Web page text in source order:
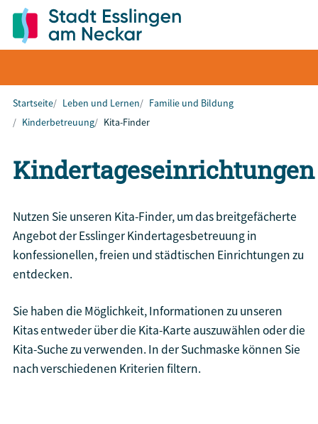
Startseite Leben und Lernen
Familie und Bildung
Kinderbetreuung
Kita-Finder
Kindertageseinrichtungen
Nutzen Sie unseren Kita-Finder, um das breitgefächerte
Angebot der Esslinger Kindertagesbetreuung in
konfessionellen, freien und städtischen Einrichtungen zu
entdecken.
Sie haben die Möglichkeit, Informationen zu unseren
Kitas entweder über die Kita-Karte auszuwählen oder die
Kita-Suche zu verwenden. In der Suchmaske können Sie
nach verschiedenen Kriterien filtern.